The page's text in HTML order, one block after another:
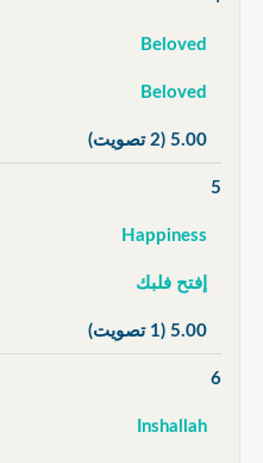
Beloved
Beloved
5.00 (2 تصويت)
5
Happiness
إفتح فلبك
5.00 (1 تصويت)
6
Inshallah